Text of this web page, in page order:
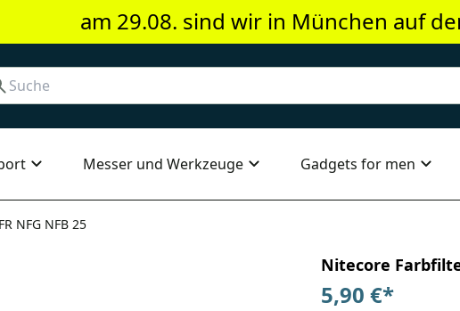
am 29.08. sind wir in München auf
Messer und Werkzeuge Gadgets for men
NFG NFB 25
Nitecore
5,90 €*